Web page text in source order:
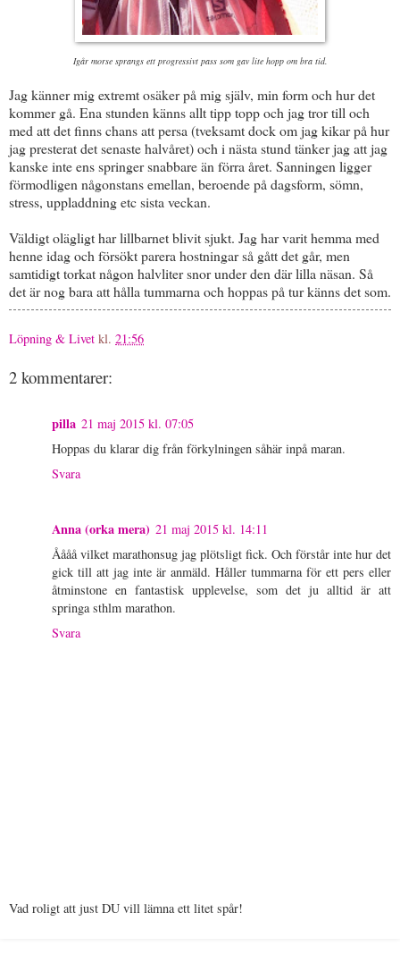
Igår morse sprangs ett progressivt pass som gav lite hopp om bra tid.
Jag känner mig extremt osäker på mig själv, min form och hur det
kommer gå. Ena stunden känns allt tipp topp och jag tror till och
med att det finns chans att persa (tveksamt dock om jag kikar på hur
jag presterat det senaste halvåret) och i nästa stund tänker jag att jag
kanske inte ens springer snabbare än förra året. Sanningen ligger
förmodligen någonstans emellan, beroende på dagsform, sömn,
stress, uppladdning etc sista veckan.
Väldigt olägligt har lillbarnet blivit sjukt. Jag har varit hemma med
henne idag och försökt parera hostningar så gått det går, men
samtidigt torkat någon halvliter snor under den där lilla näsan. Så
det är nog bara att hålla tummarna och hoppas på tur känns det som.
Löpning & Livet kl. 21:56
2 kommentarer:
pilla 21 maj 2015 kl. 07:05
Hoppas du klarar dig från förkylningen såhär inpå maran.
Svara
Anna (orka mera) 21 maj 2015 kl. 14:11
Åååå vilket marathonsug jag plötsligt fick. Och förstår inte hur det
gick till att jag inte är anmäld. Håller tummarna för ett pers eller
åtminstone en fantastisk upplevelse, som det ju alltid är att
springa sthlm marathon.
Svara
Vad roligt att just DU vill lämna ett litet spår!